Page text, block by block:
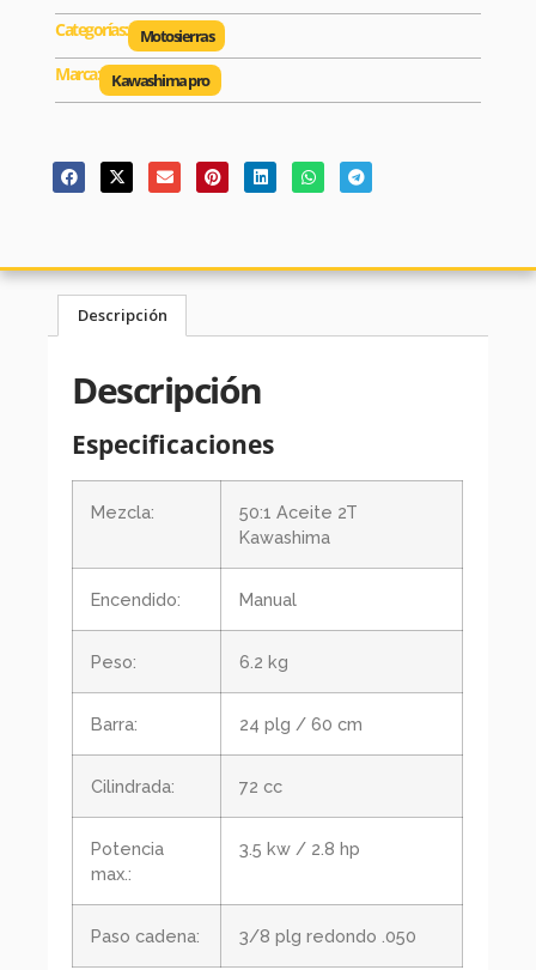
Categorías:
Motosierras
Marca: Kawashima pro
Descripción
Descripción
Especificaciones
Mezcla:
50:1 Aceite 2T
Kawashima
Encendido: Manual
Peso: 6.2 kg
Barra: 24 plg / 60 cm
Cilindrada: 72 cc
Potencia
max.:
3.5 kw / 2.8 hp
Paso cadena: 3/8 plg redondo .050